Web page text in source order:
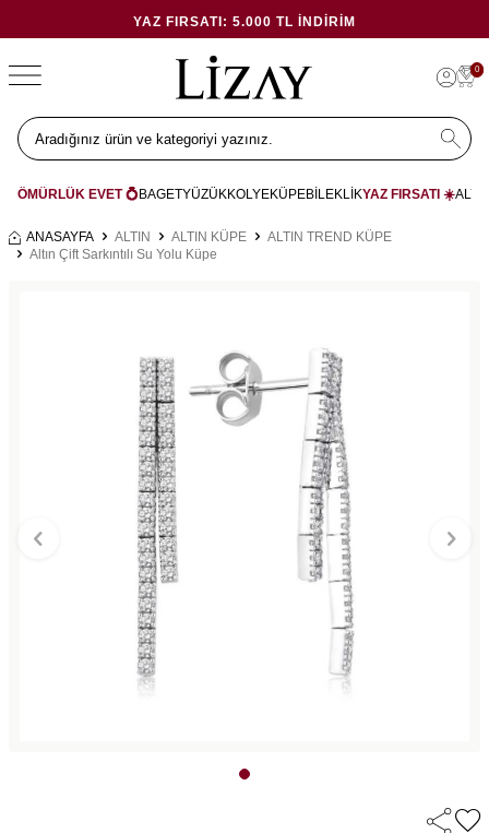
YAZ FIRSATI: 5.000 TL İNDIRIM
0
ÖMÜRLÜK EVET 💍 BAGETYÜZÜKKOLYEKÜPEBİLEKLİKYAZ FIRSATI ☀️
ANASAYFA ALTIN ALTIN KÜPE
ALTIN TREND KÜPE
Altın Çift Sarkıntılı Su Yolu Küpe